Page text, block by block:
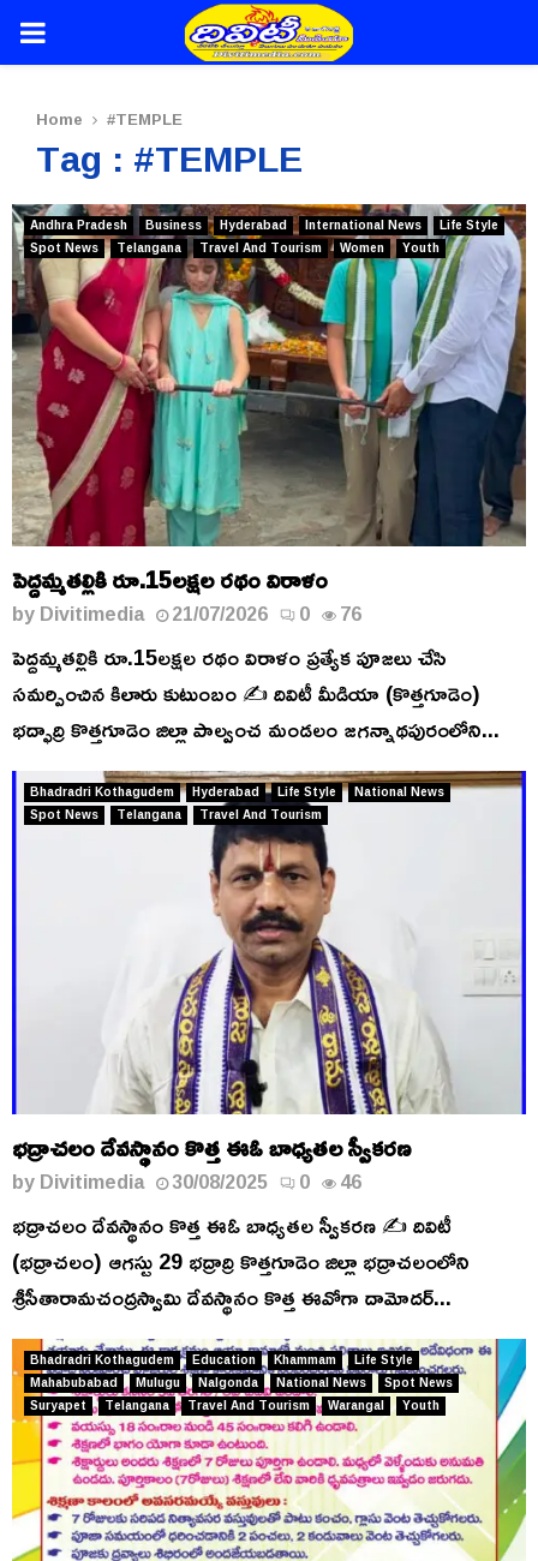
PRIMARY
Home #TEMPLE
Tag : #TEMPLE
Andhra Pradesh Business Hyderabad International News
Life Style
Spot News
Telangana Travel And Tourism Women Youth
పెద్దమ్మతల్లికి రూ.15లక్షల రథం విరాళం
byDivitimedia 21/07/2026 0 76
పెద్దమ్మతల్లికి రూ.15లక్షల రథం విరాళం ప్రత్యేక పూజలు చేసి
సమర్పించిన కిలారు కుటుంబం ✍️ దివిటీ మీడియా (కొత్తగూడెం)
భద్ఫాద్రి కొత్తగూడెం జిల్లా పాల్వంచ మండలం జగన్నాథపురంలోని...
Bhadradri Kothagudem Hyderabad Life Style
National News
Spot News
Telangana Travel And Tourism
భద్రాచలం దేవస్థానం కొత్త ఈఓ బాధ్యతల స్వీకరణ
byDivitimedia 30/08/2025 0 46
భద్రాచలం దేవస్థానం కొత్త ఈఓ బాధ్యతల స్వీకరణ ✍️ దివిటీ
(భద్రాచలం) ఆగస్టు 29 భద్రాద్రి కొత్తగూడెం జిల్లా భద్రాచలంలోని
శ్రీసీతారామచంద్రస్వామి దేవస్థానం కొత్త ఈవోగా దామోదర్...
Bhadradri Kothagudem Education Khammam
Life Style
Mahabubabad
Mulugu Nalgonda National News
Spot News
Suryapet
Telangana Travel And Tourism Warangal Youth